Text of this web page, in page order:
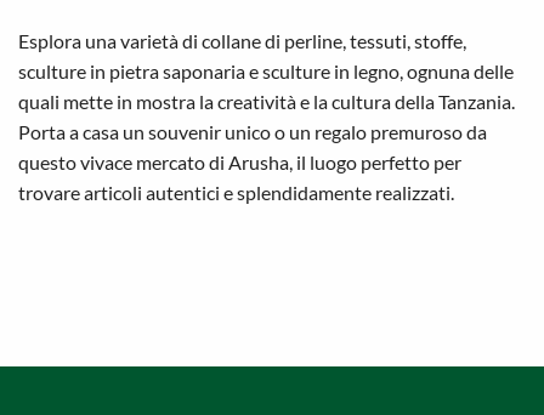
Esplora una varietà di collane di perline, tessuti, stoffe,
sculture in pietra saponaria e sculture in legno, ognuna delle
quali mette in mostra la creatività e la cultura della Tanzania.
Porta a casa un souvenir unico o un regalo premuroso da
questo vivace mercato di Arusha, il luogo perfetto per
trovare articoli autentici e splendidamente realizzati.